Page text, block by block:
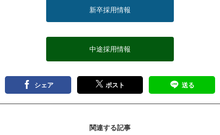
新卒採用情報
中途採用情報
シェア ポスト 送る
関連する記事